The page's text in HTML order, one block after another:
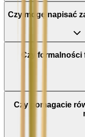
Czy mogę napisać
Czy
Czy pomagacie